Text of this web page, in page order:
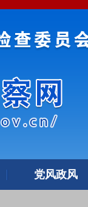
党风政风